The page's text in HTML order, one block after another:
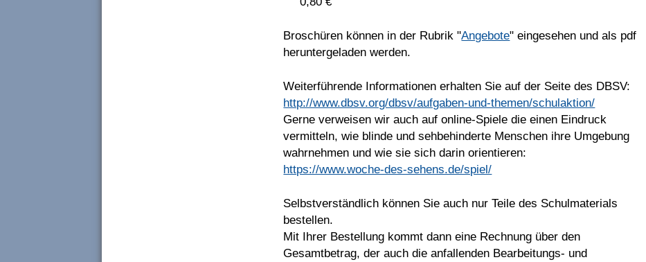
Broschüren können in der Rubrik "Angebote" eingesehen und als pdf
heruntergeladen werden.
Weiterführende Informationen erhalten Sie auf der Seite des DBSV:
http://www.dbsv.org/dbsv/aufgaben-und-themen/schulaktion/
Gerne verweisen wir auch auf online-Spiele die einen Eindruck
vermitteln, wie blinde und sehbehinderte Menschen ihre Umgebung
wahrnehmen und wie sie sich darin orientieren:
https://www.woche-des-sehens.de/spiel/
Selbstverständlich können Sie auch nur Teile des Schulmaterials
bestellen.
Mit Ihrer Bestellung kommt dann eine Rechnung über den
Gesamtbetrag, der auch die anfallenden Bearbeitungs- und